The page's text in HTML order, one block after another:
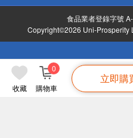
收藏 購物車
0
立即購
食品業者登錄字號
Copyright©2026 Uni-Prosperity